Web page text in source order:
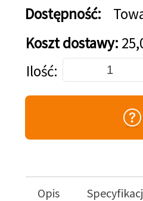
Dostępność:
Koszt dostawy:
Dodaj do koszyka
Ilość
Opis